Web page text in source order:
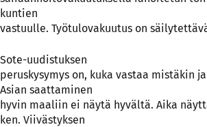
kun­tien
vas­tuul­le. Työ­tu­lo­va­kuu­tus on
So­te-uu­dis­tuk­sen
pe­rus­ky­sy­mys on, ku­ka vas­taa mis­tä­kin
Asian saat­ta­mi­nen
hy­vin maa­liin ei näy­tä hy­väl­tä. Ai­ka
ken. Vii­väs­tyk­sen